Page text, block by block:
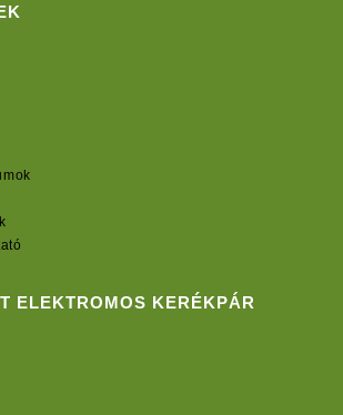
ELEKTROMOS KERÉKPÁR